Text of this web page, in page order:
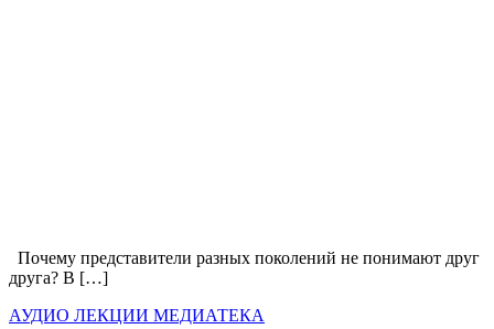
Почему представители разных поколений не понимают друг
друга? В […]
АУДИО ЛЕКЦИИ МЕДИАТЕКА